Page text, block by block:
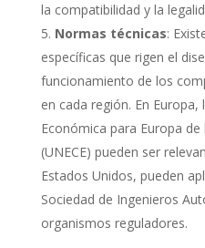
la compatibilidad y la
Normas técnicas:
específicas que rigen el
funcionamiento de los
en cada región. En
Económica para Europa
(UNECE) pueden ser
Estados Unidos, pueden
Sociedad de Ingenieros
organismos reguladores.